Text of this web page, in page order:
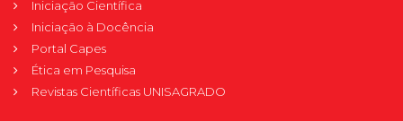
Iniciação Científica
Iniciação à Docência
Portal Capes
Ética em Pesquisa
Revistas Científicas UNISAGRADO